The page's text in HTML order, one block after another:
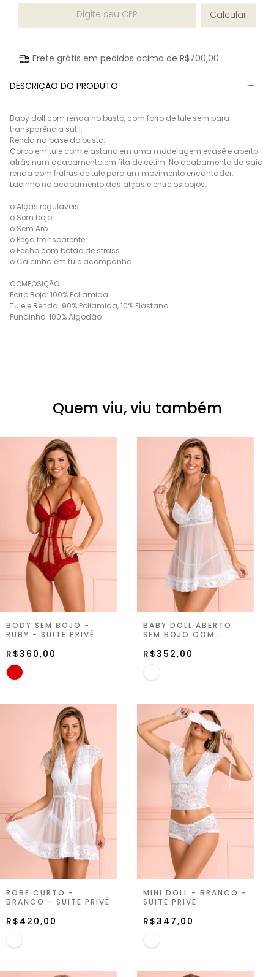
Entregas para o CEP:
Calcular
Frete grátis em pedidos acima de R$700,00
DESCRIÇÃO DO PRODUTO
Baby doll com renda no busto, com forro de tule sem para
transparência sutil.
Renda na base do busto.
Corpo em tule com elastano em uma modelagem evasê e aberto
atrás num acabamento em fita de cetim. No acabamento da saia
renda com frufrus de tule para um movimento encantador.
Lacinho no acabamento das alças e entre os bojos.
o Alças reguláveis
o Sem bojo
o Sem Aro
o Peça transparente
o Fecho com botão de strass
o Calcinha em tule acompanha
COMPOSIÇÃO
Forro Bojo: 100% Poliamida
Tule e Renda: 90% Poliamida, 10% Elastano
Fundinho: 100% Algodão
Quem viu, viu também
BODY SEM BOJO -
RUBY - SUITE PRIVÉ
R$360,00
BABY DOLL ABERTO
SEM BOJO COM
SUITE PRIVÉ
R$352,00
ROBE CURTO -
BRANCO - SUITE PRIVÉ
R$420,00
MINI DOLL - BRANCO -
SUITE PRIVÉ
R$347,00